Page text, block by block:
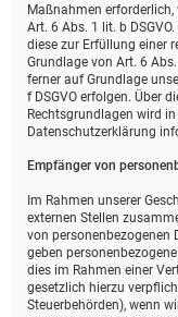
Maßnahmen
Art. 6 Abs. 1 lit. b
diese zur Erfüllung einer
Grundlage von Art. 6
ferner auf Grundlage
f DSGVO erfolgen. Über
Rechtsgrundlagen wird
Datenschutzerklärung
Empfänger von
Im Rahmen unserer
externen Stellen
von personenbezogenen
geben
dies im Rahmen einer
gesetzlich hierzu
Steuerbehörden), wenn